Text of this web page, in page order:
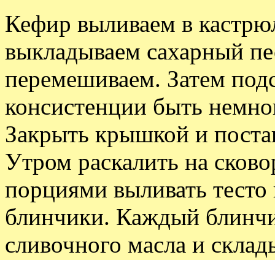
Кефир выливаем в
выкладываем сахарный
перемешиваем. Затем
консистенции быть
Закрыть крышкой и
Утром раскалить на
порциями выливать
блинчики. Каждый
сливочного масла и